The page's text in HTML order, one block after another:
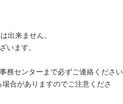
出来ません。
います。
務センターまで必ずご連絡ください
合がありますのでご注意くださ